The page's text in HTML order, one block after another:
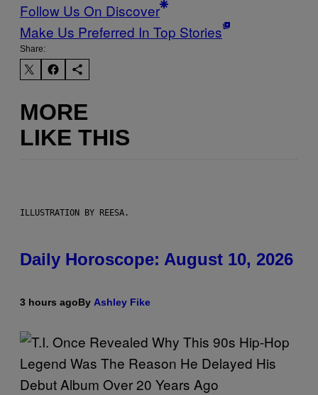
Follow Us On Discover
Make Us Preferred In Top Stories
Share:
MORE
LIKE THIS
ILLUSTRATION BY REESA.
Daily Horoscope: August 10, 2026
3 hours agoBy Ashley Fike